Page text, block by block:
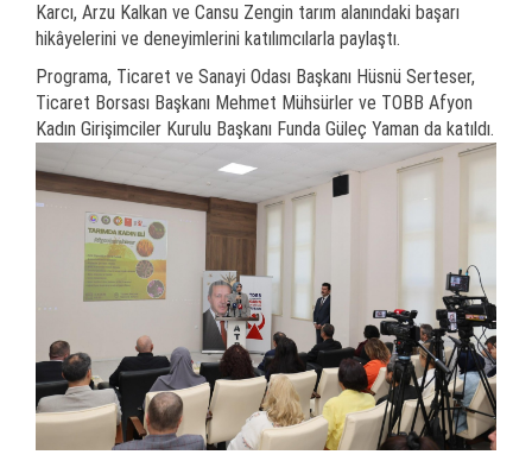
Karcı, Arzu Kalkan ve Cansu Zengin tarım alanındaki başarı
hikâyelerini ve deneyimlerini katılımcılarla paylaştı.
Programa, Ticaret ve Sanayi Odası Başkanı Hüsnü Serteser,
Ticaret Borsası Başkanı Mehmet Mühsürler ve TOBB Afyon
Kadın Girişimciler Kurulu Başkanı Funda Güleç Yaman da katıldı.